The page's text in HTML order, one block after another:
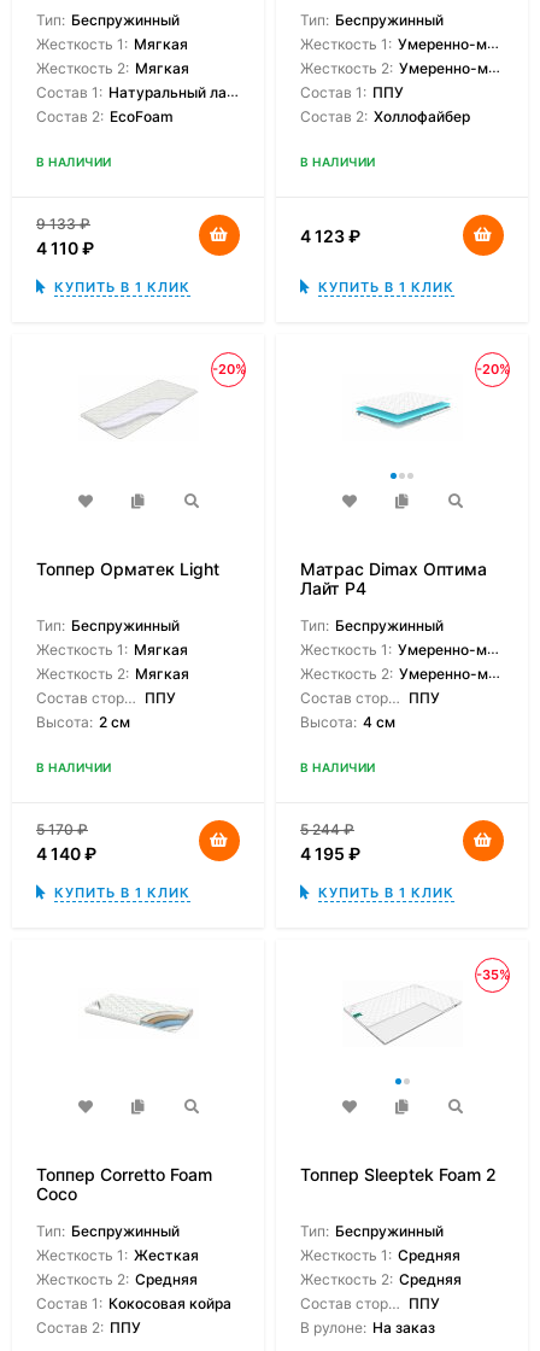
Тип: Беспружинный
Жесткость 1: Мягкая
Жесткость 2: Мягкая
Состав 1: Натуральный латекс
Состав 2: EcoFoam
В НАЛИЧИИ
9 133₽
4 110₽
КУПИТЬ В 1 КЛИК
Тип: Беспружинный
Жесткость 1: Умеренно-мягкая
Жесткость 2: Умеренно-мягкая
Состав 1: ППУ
Состав 2: Холлофайбер
В НАЛИЧИИ
4 123₽
КУПИТЬ В 1 КЛИК
-20%
Топпер Орматек Light
Тип: Беспружинный
Жесткость 1: Мягкая
Жесткость 2: Мягкая
Состав сторон: ППУ
Высота: 2 см
В НАЛИЧИИ
5 170₽
4 140₽
КУПИТЬ В 1 КЛИК
-20%
Матрас Dimax Оптима
Лайт P4
Тип: Беспружинный
Жесткость 1: Умеренно-мягкая
Жесткость 2: Умеренно-мягкая
Состав сторон: ППУ
Высота: 4 см
В НАЛИЧИИ
5 244₽
4 195 ₽
КУПИТЬ В 1 КЛИК
Топпер Corretto Foam
Coco
Тип: Беспружинный
Жесткость 1: Жесткая
Жесткость 2: Средняя
Состав 1: Кокосовая койра
Состав 2: ППУ
-35%
Топпер Sleeptek Foam 2
Тип: Беспружинный
Жесткость 1: Средняя
Жесткость 2: Средняя
Состав сторон: ППУ
В рулоне: На заказ